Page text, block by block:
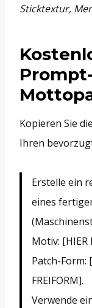
Sticktextur,
Kopieren Sie
Ihren
Erstelle ein
eines
Motiv: [HIER
Patch-Form:
FREIFORM].
Verwende